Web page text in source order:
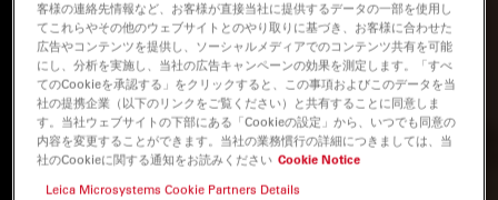
客様の連絡先情報など、お客様が直接当社に提供するデータの一部を使用し
てこれらやその他のウェブサイトとのやり取りに基づき、お客様に合わせた
広告やコンテンツを提供し、ソーシャルメディアでのコンテンツ共有を可能
にし、分析を実施し、当社の広告キャンペーンの効果を測定します。「すべ
てのCookieを承認する」をクリックすると、この事項およびこのデータを当
社の提携企業（以下のリンクをご覧ください）と共有することに同意しま
す。当社ウェブサイトの下部にある「Cookieの設定」から、いつでも同意の
内容を変更することができます。当社の業務慣行の詳細につきましては、当
社のCookieに関する通知をお読みください Cookie Notice
Leica Microsystems Cookie Partners Details